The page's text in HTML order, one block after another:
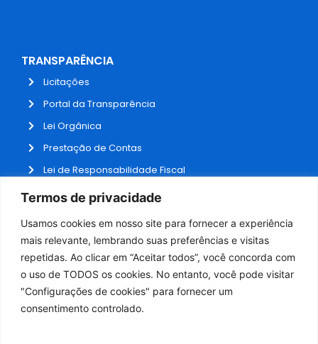
Termos de privacidade
Usamos cookies em nosso site para fornecer a experiência
mais relevante, lembrando suas preferências e visitas
repetidas. Ao clicar em “Aceitar todos”, você concorda com
o uso de TODOS os cookies. No entanto, você pode visitar
"Configurações de cookies" para fornecer um
consentimento controlado.
TRANSPARÊNCIA
Licitações
Portal da Transparência
Lei Orgânica
Prestação de Contas
Lei de Responsabilidade Fiscal
Receitas e Despesas
Fale Conosco
ADMINISTRAÇÃO
Webmail